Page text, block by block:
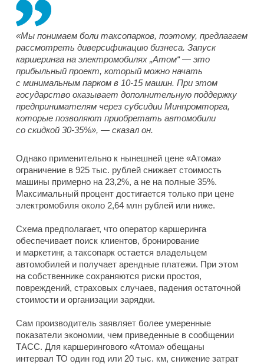
«Мы понимаем боли таксопарков, поэтому, предлагаем
рассмотреть диверсификацию бизнеса. Запуск
каршеринга на электромобилях „Атом“ — это
прибыльный проект, который можно начать
с минимальным парком в 10-15 машин. При этом
государство оказывает дополнительную поддержку
предпринимателям через субсидии Минпромторга,
которые позволяют приобретать автомобили
со скидкой 30-35%», — сказал он.
Однако применительно к нынешней цене «Атома»
ограничение в 925 тыс. рублей снижает стоимость
машины примерно на 23,2%, а не на полные 35%.
Максимальный процент достигается только при цене
электромобиля около 2,64 млн рублей или ниже.
Схема предполагает, что оператор каршеринга
обеспечивает поиск клиентов, бронирование
и маркетинг, а таксопарк остается владельцем
автомобилей и получает арендные платежи. При этом
на собственнике сохраняются риски простоя,
повреждений, страховых случаев, падения остаточной
стоимости и организации зарядки.
Сам производитель заявляет более умеренные
показатели экономии, чем приведенные в сообщении
ТАСС. Для каршерингового «Атома» обещаны
интервал ТО один год или 20 тыс. км, снижение затрат